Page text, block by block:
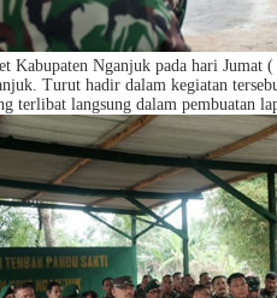
Kabupaten Nganjuk pada hari
Turut hadir dalam kegiatan
terlibat langsung dalam pembuatan